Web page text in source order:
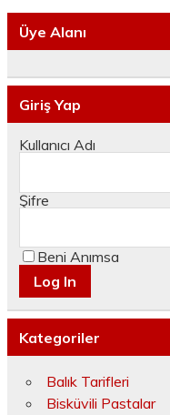
Üye Alanı
Giriş Yap
Kullanıcı Adı
Şifre
Beni Anımsa
Kategoriler
Balık Tarifleri
Bisküvili Pastalar